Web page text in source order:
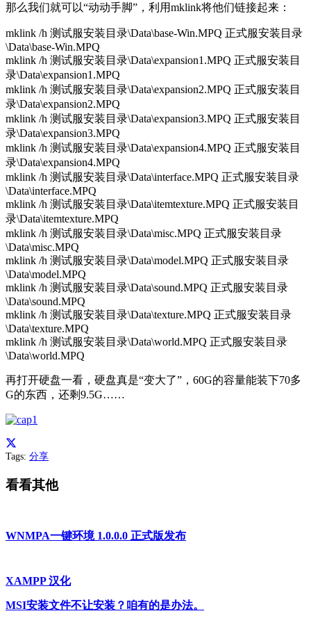
那么我们就可以“动动手脚”，利用mklink将他们链接起来：
mklink /h 测试服安装目录\Data\base-Win.MPQ 正式服安装目录
\Data\base-Win.MPQ
mklink /h 测试服安装目录\Data\expansion1.MPQ 正式服安装目
录\Data\expansion1.MPQ
mklink /h 测试服安装目录\Data\expansion2.MPQ 正式服安装目
录\Data\expansion2.MPQ
mklink /h 测试服安装目录\Data\expansion3.MPQ 正式服安装目
录\Data\expansion3.MPQ
mklink /h 测试服安装目录\Data\expansion4.MPQ 正式服安装目
录\Data\expansion4.MPQ
mklink /h 测试服安装目录\Data\interface.MPQ 正式服安装目录
\Data\interface.MPQ
mklink /h 测试服安装目录\Data\itemtexture.MPQ 正式服安装目
录\Data\itemtexture.MPQ
mklink /h 测试服安装目录\Data\misc.MPQ 正式服安装目录
\Data\misc.MPQ
mklink /h 测试服安装目录\Data\model.MPQ 正式服安装目录
\Data\model.MPQ
mklink /h 测试服安装目录\Data\sound.MPQ 正式服安装目录
\Data\sound.MPQ
mklink /h 测试服安装目录\Data\texture.MPQ 正式服安装目录
\Data\texture.MPQ
mklink /h 测试服安装目录\Data\world.MPQ 正式服安装目录
\Data\world.MPQ
再打开硬盘一看，硬盘真是“变大了”，60G的容量能装下70多
G的东西，还剩9.5G……
Tags: 分享
看看其他
WNMPA一键环境 1.0.0.0 正式版发布
XAMPP 汉化
MSI安装文件不让安装？咱有的是办法。